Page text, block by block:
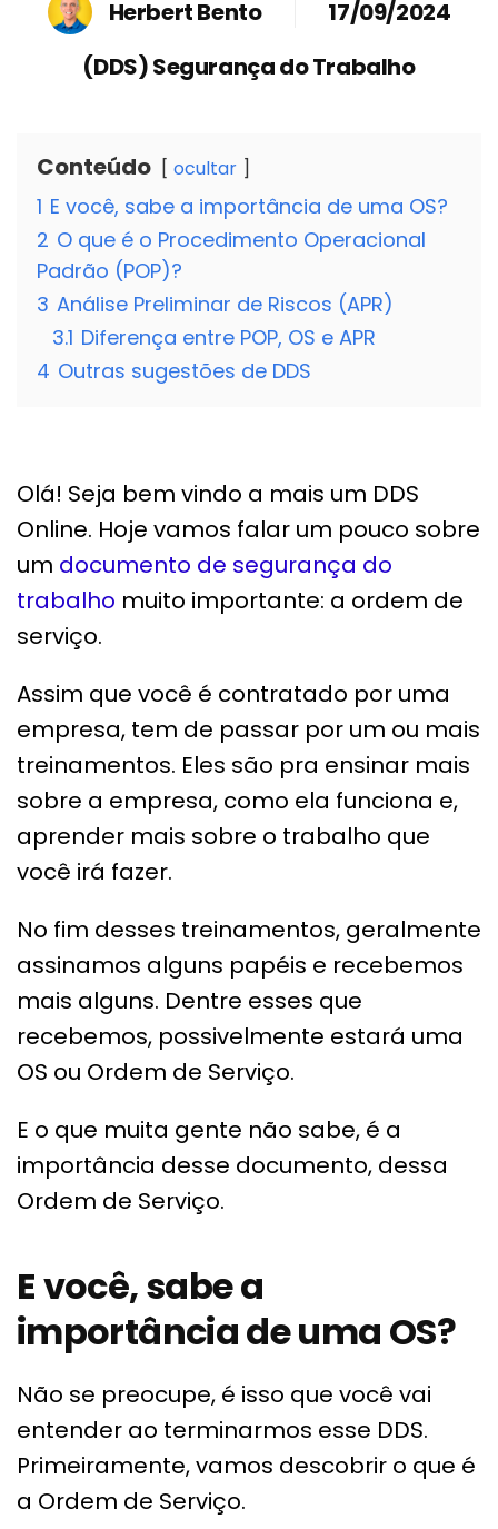
Herbert Bento
17/09/2024
(DDS) Segurança do Trabalho
Conteúdo ocultar
1 E você, sabe a importância de uma OS?
2 O que é o Procedimento Operacional
Padrão (POP)?
3 Análise Preliminar de Riscos (APR)
3.1 Diferença entre POP, OS e APR
4 Outras sugestões de DDS
Olá! Seja bem vindo a mais um DDS
Online. Hoje vamos falar um pouco sobre
um documento de segurança do
trabalho muito importante: a ordem de
serviço.
Assim que você é contratado por uma
empresa, tem de passar por um ou mais
treinamentos. Eles são pra ensinar mais
sobre a empresa, como ela funciona e,
aprender mais sobre o trabalho que
você irá fazer.
No fim desses treinamentos, geralmente
assinamos alguns papéis e recebemos
mais alguns. Dentre esses que
recebemos, possivelmente estará uma
OS ou Ordem de Serviço.
E o que muita gente não sabe, é a
importância desse documento, dessa
Ordem de Serviço.
E você, sabe a
importância de uma OS?
Não se preocupe, é isso que você vai
entender ao terminarmos esse DDS.
Primeiramente, vamos descobrir o que é
a Ordem de Serviço.